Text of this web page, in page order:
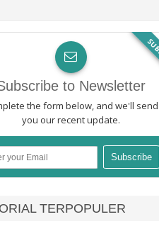
to Newsletter
the form below, and we'll send
you our recent update.
TERPOPULER